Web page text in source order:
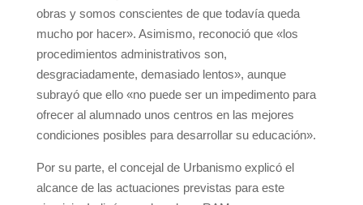
obras y somos conscientes de que todavía queda
mucho por hacer». Asimismo, reconoció que «los
procedimientos administrativos son,
desgraciadamente, demasiado lentos», aunque
subrayó que ello «no puede ser un impedimento para
ofrecer al alumnado unos centros en las mejores
condiciones posibles para desarrollar su educación».
Por su parte, el concejal de Urbanismo explicó el
alcance de las actuaciones previstas para este